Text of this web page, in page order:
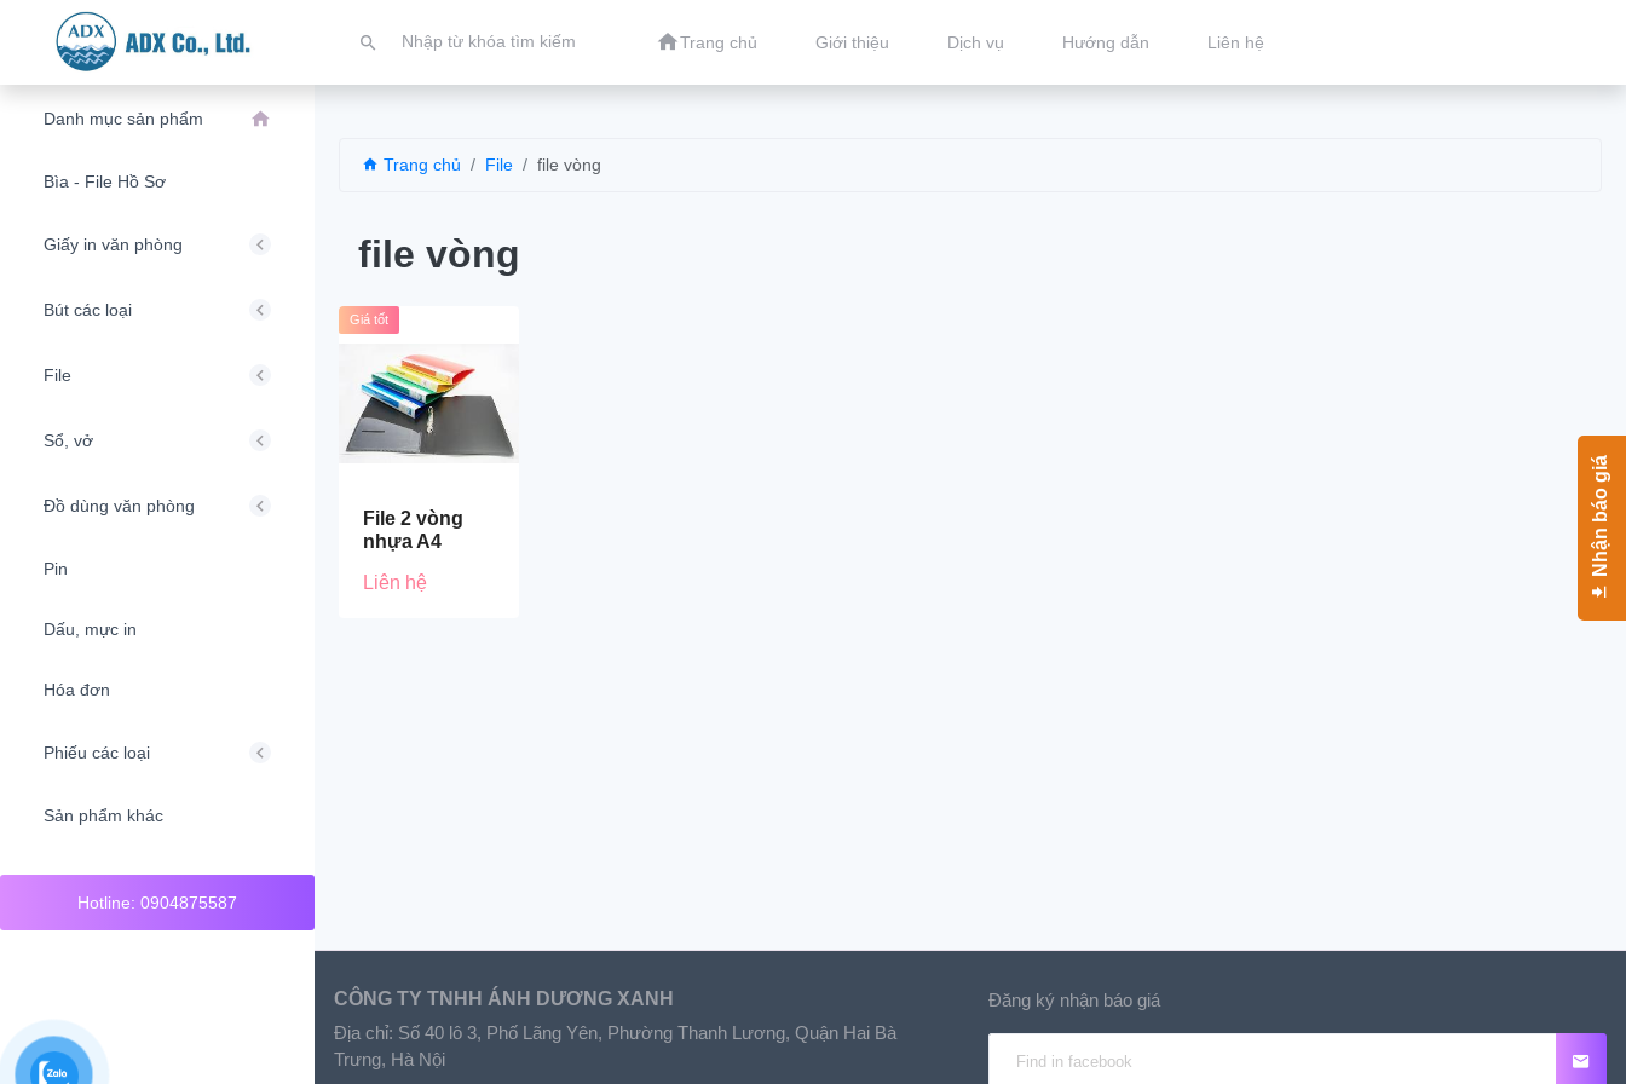
Trang chủ Giới thiệu Dịch vụ Hướng dẫn Liên hệ
Danh mục sản phẩm
Bìa - File Hồ Sơ
Giấy in văn phòng
Bút các loại
File
Sổ, vở
Đồ dùng văn phòng
Pin
Dấu, mực in
Hóa đơn
Phiếu các loại
Sản phẩm khác
Hotline: 0904875587
Trang chủ File file vòng
file vòng
Giá tốt
File 2 vòng
nhựa A4
Liên hệ
CÔNG TY TNHH ÁNH DƯƠNG XANH
Địa chỉ: Số 40 lô 3, Phố Lãng Yên, Phường Thanh Lương, Quận Hai Bà
Trưng, Hà Nội
Đăng ký nhận báo giá
Nhận báo giá